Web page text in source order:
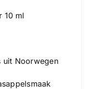
10 ml
Noorwegen